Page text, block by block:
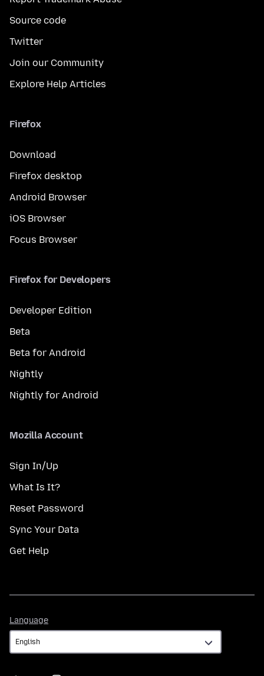
Source code
Twitter
Join our Community
Explore Help Articles
Firefox
Download
Firefox desktop
Android Browser
iOS Browser
Focus Browser
Firefox for Developers
Developer Edition
Beta
Beta for Android
Nightly
Nightly for Android
Mozilla Account
Sign In/Up
What Is It?
Reset Password
Sync Your Data
Get Help
Language